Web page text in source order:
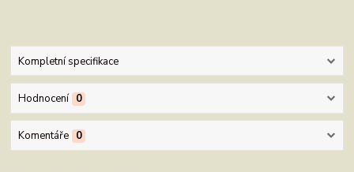
Kompletní specifikace
Hodnocení 0
Komentáře 0